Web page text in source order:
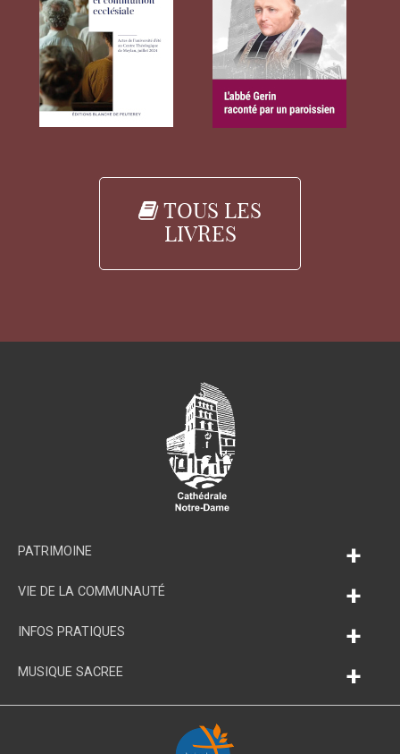
TOUS LES
LIVRES
PATRIMOINE +
VIE DE LA COMMUNAUTÉ +
INFOS PRATIQUES +
MUSIQUE SACREE +